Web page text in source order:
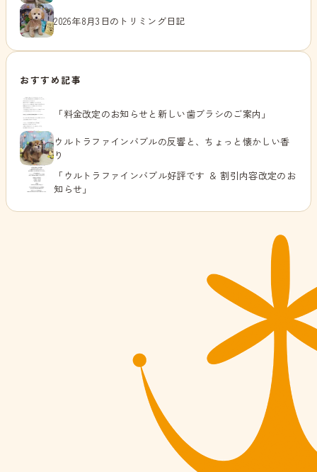
2026年8月3日のトリミング日記
おすすめ記事
「料金改定のお知らせと新しい歯ブラシのご案内」
ウルトラファインバブルの反響と、ちょっと懐かしい香
り
「ウルトラファインバブル好評です ＆ 割引内容改定のお
知らせ」